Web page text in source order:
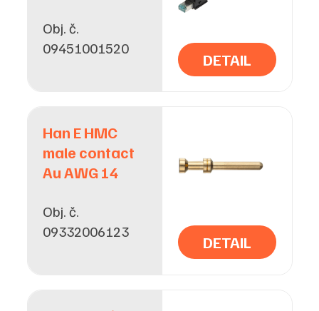
Obj. č.
09451001520
DETAIL
Han E HMC
male contact
Au AWG 14
Obj. č.
09332006123
DETAIL